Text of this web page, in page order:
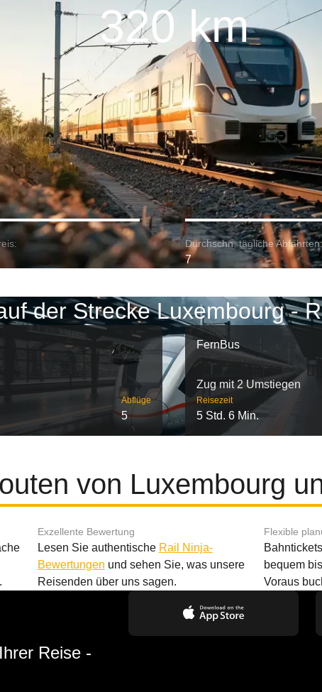
320 km
Durchschn. tägliche Abfahrten:
7
der Strecke Luxembourg -
Abflüge
5
FernBus
Zug mit 2 Umstiegen
Reisezeit
5 Std. 6 Min.
von Luxembourg
Exzellente Bewertung
Lesen Sie authentische Rail Ninja-
Bewertungen und sehen Sie, was unsere
Reisenden über uns sagen.
Flexible
bequem
Voraus
Reise -